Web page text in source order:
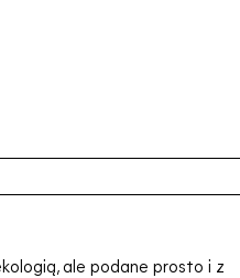
ale podane prosto i z